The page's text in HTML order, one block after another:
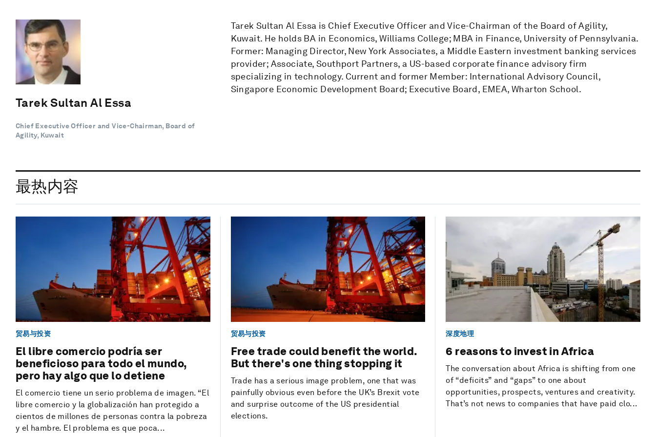
Tarek Sultan Al Essa
Chief Executive Officer and Vice-Chairman, Board of
Agility, Kuwait
Tarek Sultan Al Essa is Chief Executive Officer and Vice-Chairman of the Board of Agility,
Kuwait. He holds BA in Economics, Williams College; MBA in Finance, University of Pennsylvania.
Former: Managing Director, New York Associates, a Middle Eastern investment banking services
provider; Associate, Southport Partners, a US-based corporate finance advisory firm
specializing in technology. Current and former Member: International Advisory Council,
Singapore Economic Development Board; Executive Board, EMEA, Wharton School.
最热内容
贸易与投资
El libre comercio podría ser
beneficioso para todo el mundo,
pero hay algo que lo detiene
El comercio tiene un serio problema de imagen. “El
libre comercio y la globalización han protegido a
cientos de millones de personas contra la pobreza
y el hambre. El problema es que poca...
贸易与投资
Free trade could benefit the world.
But there's one thing stopping it
Trade has a serious image problem, one that was
painfully obvious even before the UK’s Brexit vote
and surprise outcome of the US presidential
elections.
深度地理
6 reasons to invest in Africa
The conversation about Africa is shifting from one
of “deficits” and “gaps” to one about
opportunities, prospects, ventures and creativity.
That’s not news to companies that have paid clo...